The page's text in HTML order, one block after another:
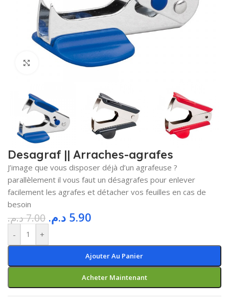
Cliquez pour agrandir
Desagraf || Arraches-agrafes
J’image que vous disposer déjà d’un agrafeuse ?
parallèlement il vous faut un désagrafes pour enlever
facilement les agrafes et détacher vos feuilles en cas de
besoin
7.00د.م. 5.90 د.م.
- +
Ajouter Au Panier
Acheter Maintenant